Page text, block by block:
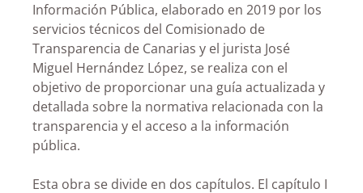
Información Pública, elaborado en 2019 por los
servicios técnicos del Comisionado de
Transparencia de Canarias y el jurista José
Miguel Hernández López, se realiza con el
objetivo de proporcionar una guía actualizada y
detallada sobre la normativa relacionada con la
transparencia y el acceso a la información
pública.
Esta obra se divide en dos capítulos. El capítulo I